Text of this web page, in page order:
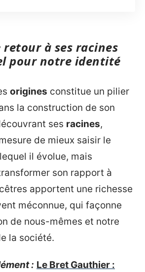
à ses racines
pour notre identité
origines constitue un pilier
la construction de son
ses racines,
de mieux saisir le
il évolue, mais
son rapport à
apportent une richesse
méconnue, qui façonne
de nous-mêmes et notre
la société.
: Le Bret Gauthier :